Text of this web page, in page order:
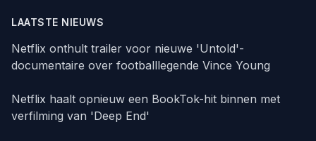
LAATSTE NIEUWS
Netflix onthult trailer voor nieuwe 'Untold'-
documentaire over footballlegende Vince Young
Netflix haalt opnieuw een BookTok-hit binnen met
verfilming van 'Deep End'